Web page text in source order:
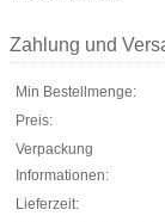
Zahlung und
Min Bestellmenge:
Preis:
Verpackung
Informationen:
Lieferzeit: